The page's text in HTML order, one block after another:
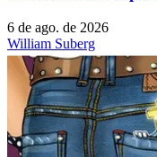
6 de ago. de 2026
William Suberg